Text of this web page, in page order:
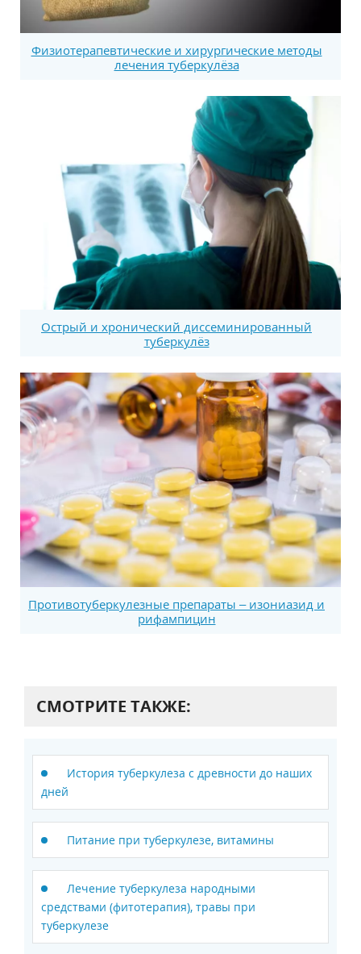
Физиотерапевтические и хирургические методы
лечения туберкулёза
Острый и хронический диссеминированный
туберкулёз
Противотуберкулезные препараты – изониазид и
рифампицин
СМОТРИТЕ ТАКЖЕ:
История туберкулеза с древности до наших
дней
Питание при туберкулезе, витамины
Лечение туберкулеза народными
средствами (фитотерапия), травы при
туберкулезе